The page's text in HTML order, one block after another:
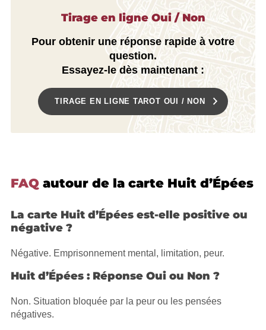
Tirage en ligne Oui / Non
Pour obtenir une réponse rapide à votre
question.
Essayez-le dès maintenant :
TIRAGE EN LIGNE TAROT OUI / NON
FAQ autour de la carte Huit d’Épées
La carte Huit d’Épées est-elle positive ou
négative ?
Négative. Emprisonnement mental, limitation, peur.
Huit d’Épées : Réponse Oui ou Non ?
Non. Situation bloquée par la peur ou les pensées
négatives.